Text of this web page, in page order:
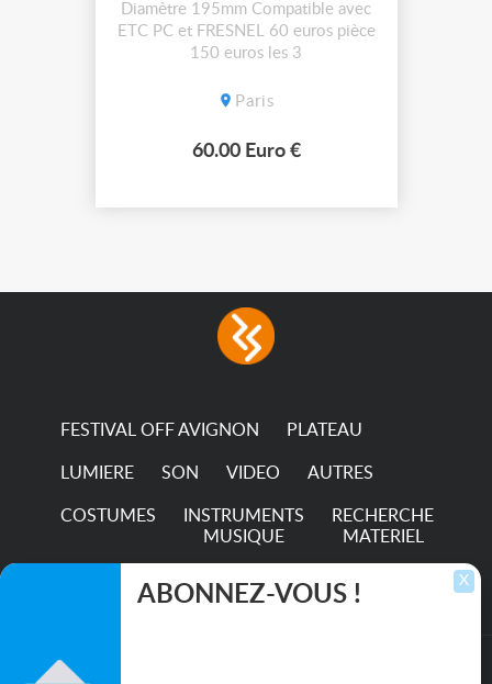
Diamètre 195mm Compatible avec
ETC PC et FRESNEL 60 euros pièce
150 euros les 3
Paris
60.00 Euro €
FESTIVAL OFF AVIGNON PLATEAU
LUMIERE SON VIDEO AUTRES
COSTUMES
INSTRUMENTS
MUSIQUE
RECHERCHE
MATERIEL
TRANSPORTS X
ABONNEZ-VOUS !